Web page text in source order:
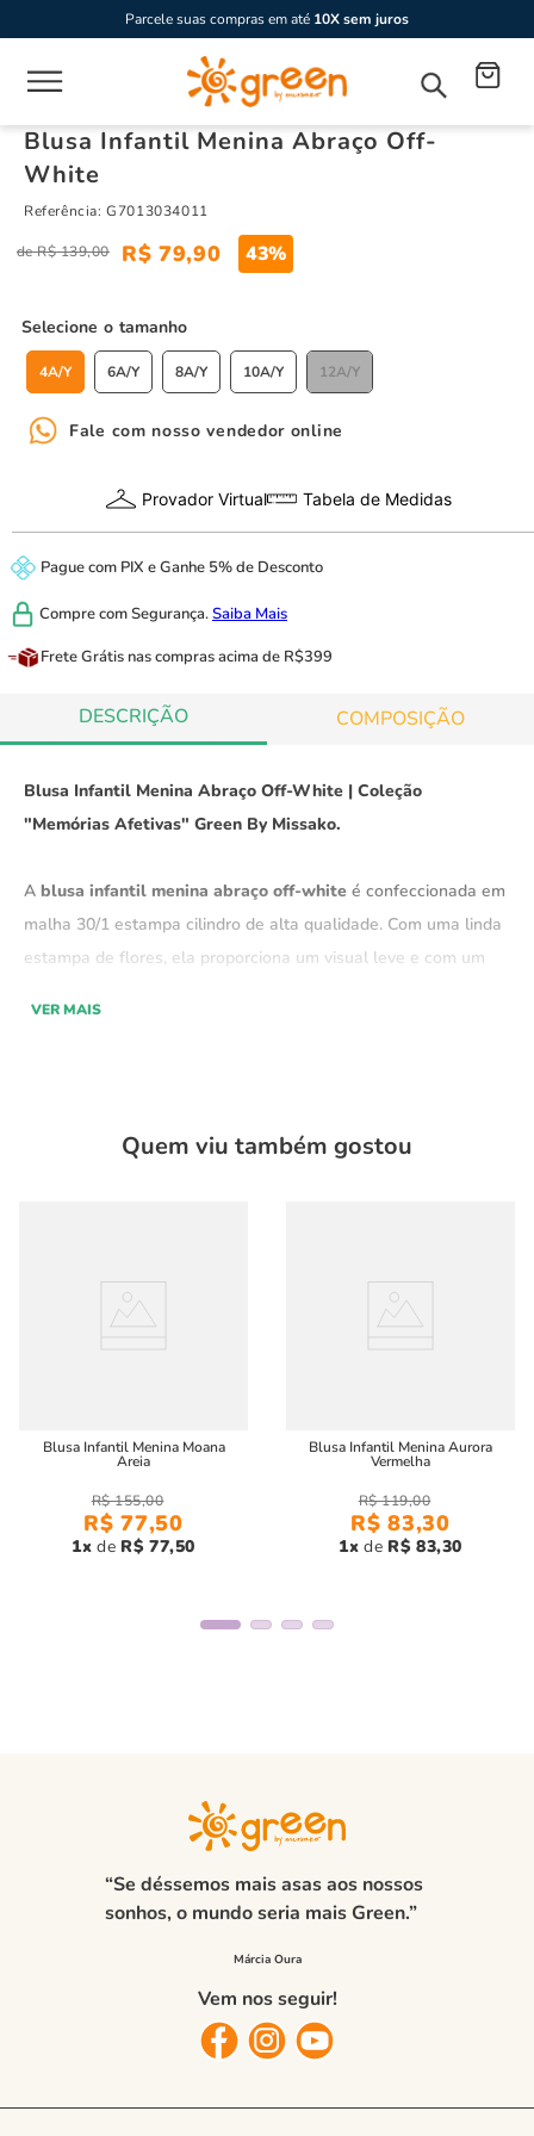
Parcele suas compras em até 10X sem juros
Blusa Infantil Menina Abraço Off-
White
Referência:G7013034011
R$ 139,00 R$ 79,90 43%
tamanho
4A/Y 6A/Y 8A/Y 10A/Y 12A/Y
Fale com nosso vendedor online
Provador Virtual Tabela de Medidas
Pague com PIX eGanhe 5% de Desconto
Compre comSegurança.Saiba Mais
Frete Grátis nas compras acima de R$399
DESCRIÇÃO COMPOSIÇÃO
Blusa Infantil Menina Abraço Off-White | Coleção
"Memórias Afetivas" Green By Missako.
A blusa infantil menina abraço off-white é confeccionada em
malha 30/1 estampa cilindro de alta qualidade. Com uma linda
estampa de flores, ela proporciona um visual leve e com um
pouco mais pesada e tem uma espessura de fio que
VER MAIS
Quem viu também gostou
Blusa Infantil Menina Moana
Areia
R$ 155,00
R$ 77,50
1 R$ 77,50
Blusa Infantil Menina Aurora
Vermelha
R$ 119,00
R$ 83,30
1 R$ 83,30
“Se déssemos mais asas aos nossos
sonhos, o mundo seria mais Green.”
Vem nos seguir!